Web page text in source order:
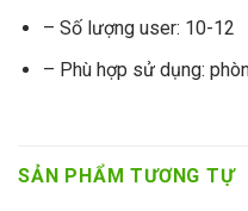
– Số lượng user: 10-12
– Phù hợp sử dụng:
SẢN PHẨM TƯƠNG TỰ